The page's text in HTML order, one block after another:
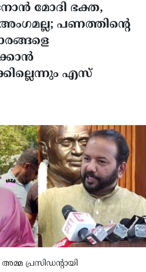
മോദി ഭക്ത,
പണത്തിന്റെ
എസ്
പ്രസിഡന്റായി